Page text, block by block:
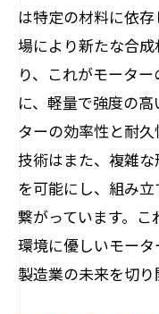
は特定の材料に依
場により新たな合
り、これがモータ
に、軽量で強度の
ターの効率性と耐久
技術はまた、複雑
を可能にし、組み
繋がっています。
環境に優しいモー
製造業の未来を切り